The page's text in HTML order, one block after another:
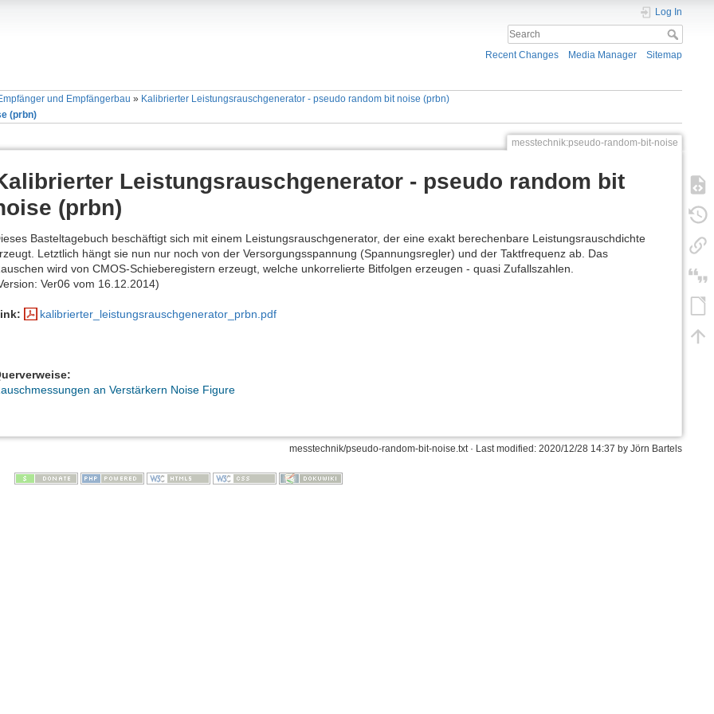
Log In
Recent Changes Media Manager Sitemap
und Empfängerbau » Kalibrierter Leistungsrauschgenerator - pseudo random bit noise (prbn)
(prbn)
messtechnik:pseudo-random-bit-noise
Leistungsrauschgenerator - pseudo random bit
(prbn)
Basteltagebuch beschäftigt sich mit einem Leistungsrauschgenerator, der eine exakt berechenbare Leistungsrauschdichte
Letztlich hängt sie nun nur noch von der Versorgungsspannung (Spannungsregler) und der Taktfrequenz ab. Das
wird von CMOS-Schieberegistern erzeugt, welche unkorrelierte Bitfolgen erzeugen - quasi Zufallszahlen.
Ver06 vom 16.12.2014)
kalibrierter_leistungsrauschgenerator_prbn.pdf
an Verstärkern Noise Figure
messtechnik/pseudo-random-bit-noise.txt· Last modified: 2020/12/28 14:37 by Jörn Bartels